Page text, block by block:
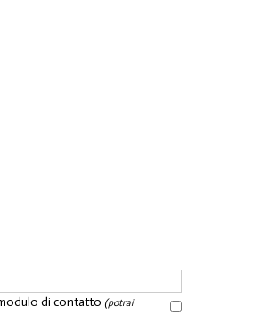
di contatto (potrai